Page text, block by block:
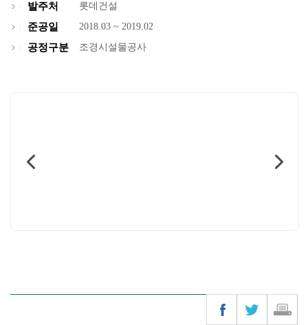
발주처 롯데건설
준공일 2018.03 ~ 2019.02
공정구분 조경시설물공사